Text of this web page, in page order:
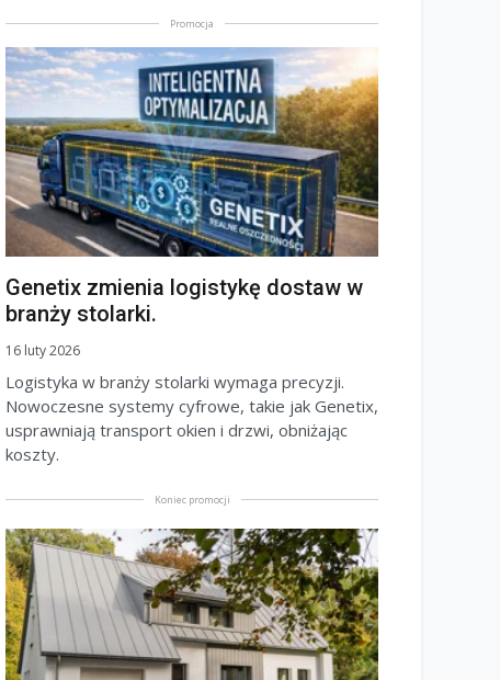
Promocja
Genetix zmienia logistykę dostaw w
branży stolarki.
16 luty 2026
Logistyka w branży stolarki wymaga precyzji.
Nowoczesne systemy cyfrowe, takie jak Genetix,
usprawniają transport okien i drzwi, obniżając
koszty.
Koniec promocji